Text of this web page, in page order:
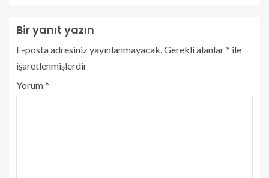
Bir yanıt yazın
E-posta adresiniz yayınlanmayacak.Gerekli alanlar* ile
işaretlenmişlerdir
Yorum*